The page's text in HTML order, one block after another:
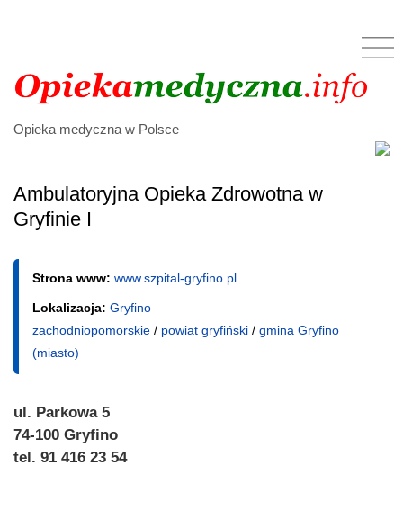
Opieka medyczna w Polsce
Ambulatoryjna Opieka Zdrowotna w
Gryfinie I
Strona www: www.szpital-gryfino.pl
Lokalizacja: Gryfino
zachodniopomorskie / powiat gryfiński / gmina Gryfino
(miasto)
ul. Parkowa 5
74-100 Gryfino
tel. 91 416 23 54